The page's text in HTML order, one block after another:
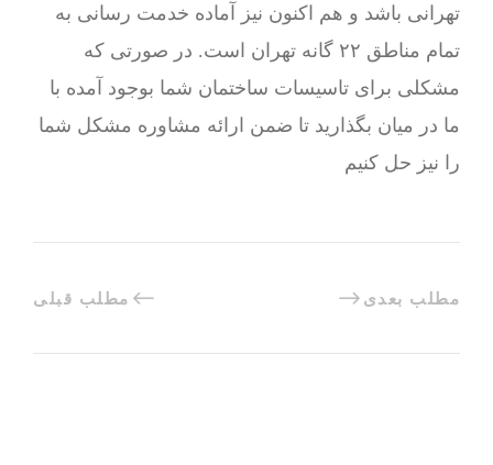
تهرانی باشد و هم اکنون نیز آماده خدمت رسانی به
تمام مناطق ۲۲ گانه تهران است. در صورتی که
مشکلی برای تاسیسات ساختمان شما بوجود آمده با
ما در میان بگذارید تا ضمن ارائه مشاوره مشکل شما
را نیز حل کنیم
مطلب قبلی مطلب بعدی